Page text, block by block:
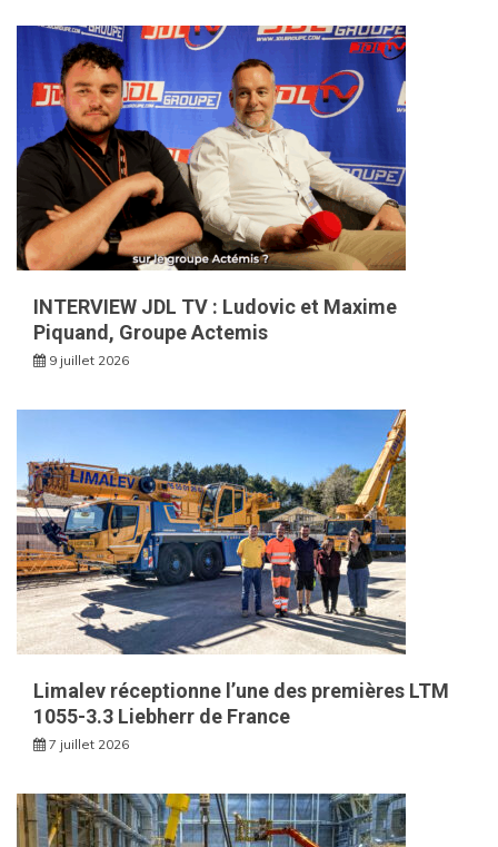
INTERVIEW JDL TV : Ludovic et Maxime
Piquand, Groupe Actemis
9 juillet 2026
Limalev réceptionne l’une des premières LTM
1055-3.3 Liebherr de France
7 juillet 2026